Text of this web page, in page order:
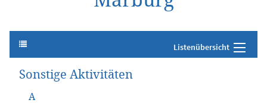
Listenübersicht
Sonstige Aktivitäten
A